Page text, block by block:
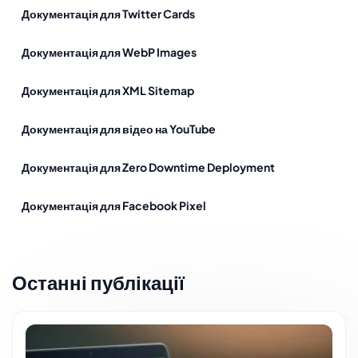
Документація для Twitter Cards
Документація для WebP Images
Документація для XML Sitemap
Документація для відео на YouTube
Документація для Zero Downtime Deployment
Документація для Facebook Pixel
Останні публікації